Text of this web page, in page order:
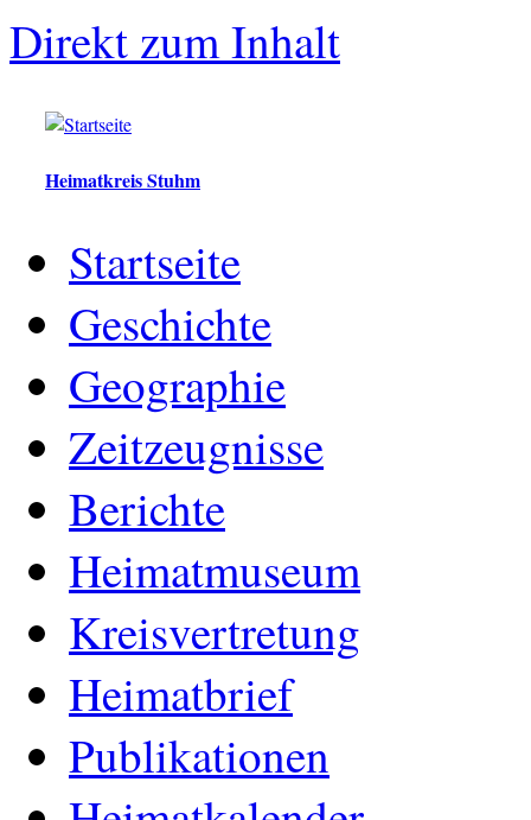
Direkt zum Inhalt
Heimatkreis Stuhm
Startseite
Geschichte
Geographie
Zeitzeugnisse
Berichte
Heimatmuseum
Kreisvertretung
Heimatbrief
Publikationen